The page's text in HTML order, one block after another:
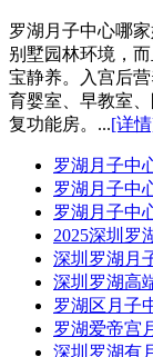
罗湖月子中心哪
别墅园林环境，
宝静养。入宫后
育婴室、早教室
复功能房。...[详
罗湖月子中
罗湖月子中
罗湖月子中
2025深圳罗
深圳罗湖月
深圳罗湖高
罗湖区月子
罗湖爱帝宫
深圳罗湖有